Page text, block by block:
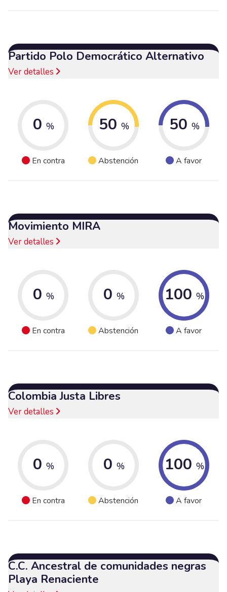
Partido Polo Democrático Alternativo
Ver detalles
0 %
En contra
50 %
Abstención
50 %
A favor
Movimiento MIRA
Ver detalles
0 %
En contra
0 %
Abstención
100 %
A favor
Colombia Justa Libres
Ver detalles
0 %
En contra
0 %
Abstención
100 %
A favor
C.C. Ancestral de comunidades negras
Playa Renaciente